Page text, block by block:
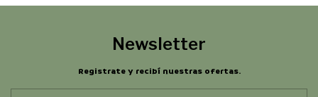
Newsletter
Registrate y recibí nuestras ofertas.